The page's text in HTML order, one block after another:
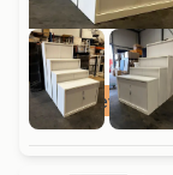
Incl Levering